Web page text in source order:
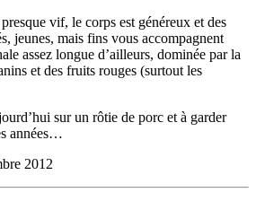
vif, le corps est généreux et des
jeunes, mais fins vous accompagnent
assez longue d’ailleurs, dominée par la
et des fruits rouges (surtout les
sur un rôtie de porc et à garder
années…
2012